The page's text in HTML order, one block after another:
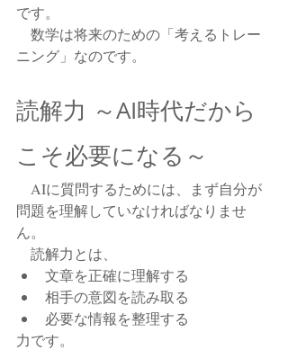
です。
数学は将来のための「考えるトレー
ニング」なのです。
読解力 ～AI時代だから
こそ必要になる～
AIに質問するためには、まず自分が
問題を理解していなければなりませ
ん。
読解力とは、
文章を正確に理解する
相手の意図を読み取る
必要な情報を整理する
力です。